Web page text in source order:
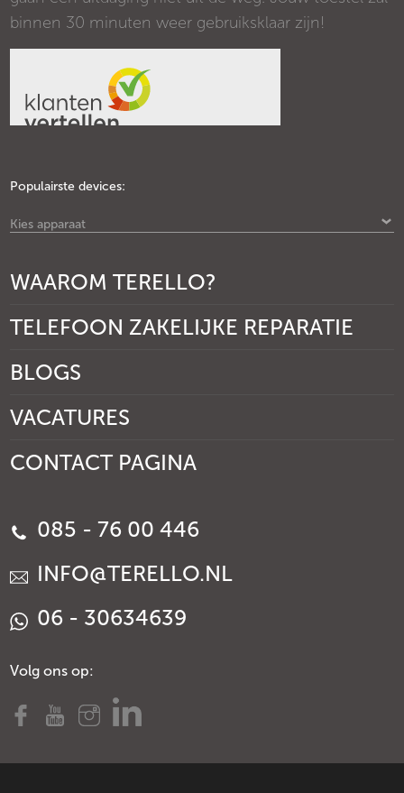
binnen 30 minuten weer gebruiksklaar zijn!
Populairste devices:
Kies apparaat
WAAROM TERELLO?
TELEFOON ZAKELIJKE REPARATIE
BLOGS
VACATURES
CONTACT PAGINA
085 - 76 00 446
INFO@TERELLO.NL
06 - 30634639
Volg ons op: